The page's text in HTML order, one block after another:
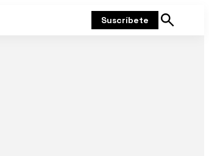
Suscríbete
Mostrar